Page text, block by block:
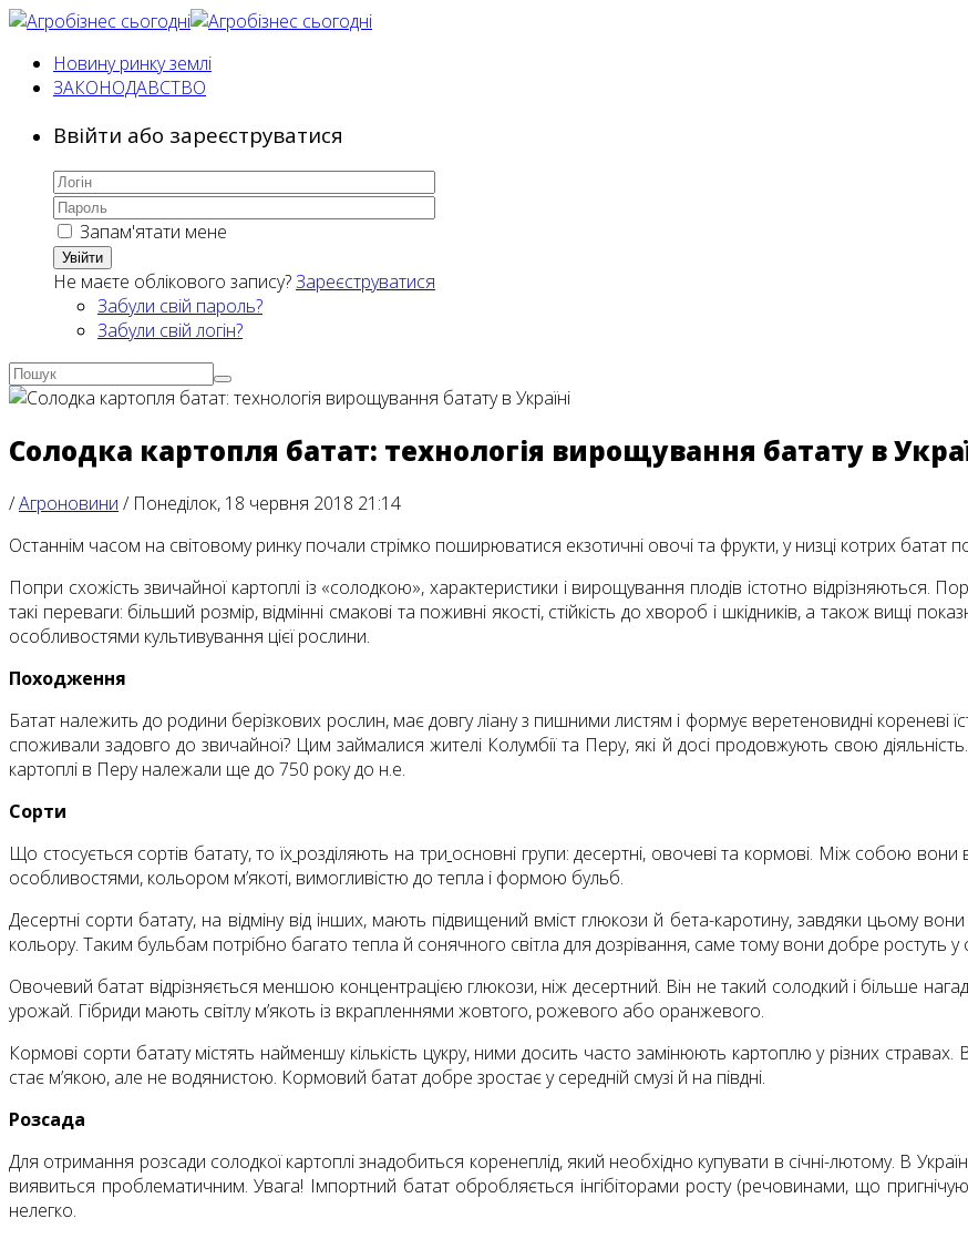
Новину ринку землі
ЗАКОНОДАВСТВО
Ввійти або зареєструватися
Запам'ятати мене
Увійти
Не маєте облікового запису?Зареєструватися
Забули свій пароль?
Забули свій логін?
Солодка картопля батат: технологія вирощування батату в
/Агроновини /Понеділок, 18 червня 2018 21:14
Останнім часом на світовому ринку почали стрімко поширюватися екзотичні овочі та фрукти, у низці котрих батат
Попри схожість звичайної картоплі із «солодкою», характеристики і вирощування плодів істотно відрізняються.
такі переваги: більший розмір, відмінні смакові та поживні якості, стійкість до хвороб і шкідників, а також вищі
особливостями культивування цієї рослини.
Походження
Батат належить до родини берізкових рослин, має довгу ліану з пишними листям і формує веретеновидні кореневі
споживали задовго до звичайної? Цим займалися жителі Колумбії та Перу, які й досі продовжують свою
картоплі в Перу належали ще до 750 року до н.е.
Сорти
Що стосується сортів батату, то їх розділяють на три основні групи: десертні, овочеві та кормові. Між собою вони
особливостями, кольором м’якоті, вимогливістю до тепла і формою бульб.
Десертні сорти батату, на відміну від інших, мають підвищений вміст глюкози й бета-каротину, завдяки цьому
кольору. Таким бульбам потрібно багато тепла й сонячного світла для дозрівання, саме тому вони добре ростуть у
Овочевий батат відрізняється меншою концентрацією глюкози, ніж десертний. Він не такий солодкий і більше
урожай. Гібриди мають світлу м’якоть із вкрапленнями жовтого, рожевого або оранжевого.
Кормові сорти батату містять найменшу кількість цукру, ними досить часто замінюють картоплю у різних
стає м’якою, але не водянистою. Кормовий батат добре зростає у середній смузі й на півдні.
Розсада
Для отримання розсади солодкої картоплі знадобиться коренеплід, який необхідно купувати в січні-лютому. В
виявиться проблематичним. Увага! Імпортний батат обробляється інгібіторами росту (речовинами, що
нелегко.